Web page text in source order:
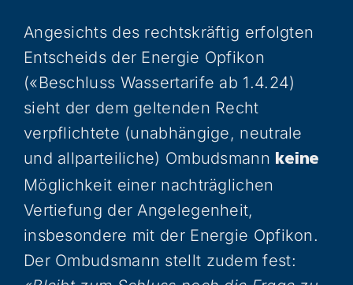
Angesichts des rechtskräftig erfolgten
Entscheids der Energie Opfikon
(«Beschluss Wassertarife ab 1.4.24)
sieht der dem geltenden Recht
verpflichtete (unabhängige, neutrale
und allparteiliche) Ombudsmann keine
Möglichkeit einer nachträglichen
Vertiefung der Angelegenheit,
insbesondere mit der Energie Opfikon.
Der Ombudsmann stellt zudem fest: